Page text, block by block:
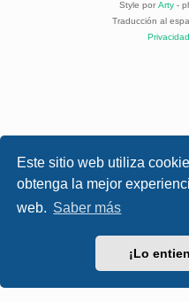
Este sitio web utiliza
obtenga la mejor
web. Saber más
¡Lo
Style por Arty -
Traducción al
Privacidad